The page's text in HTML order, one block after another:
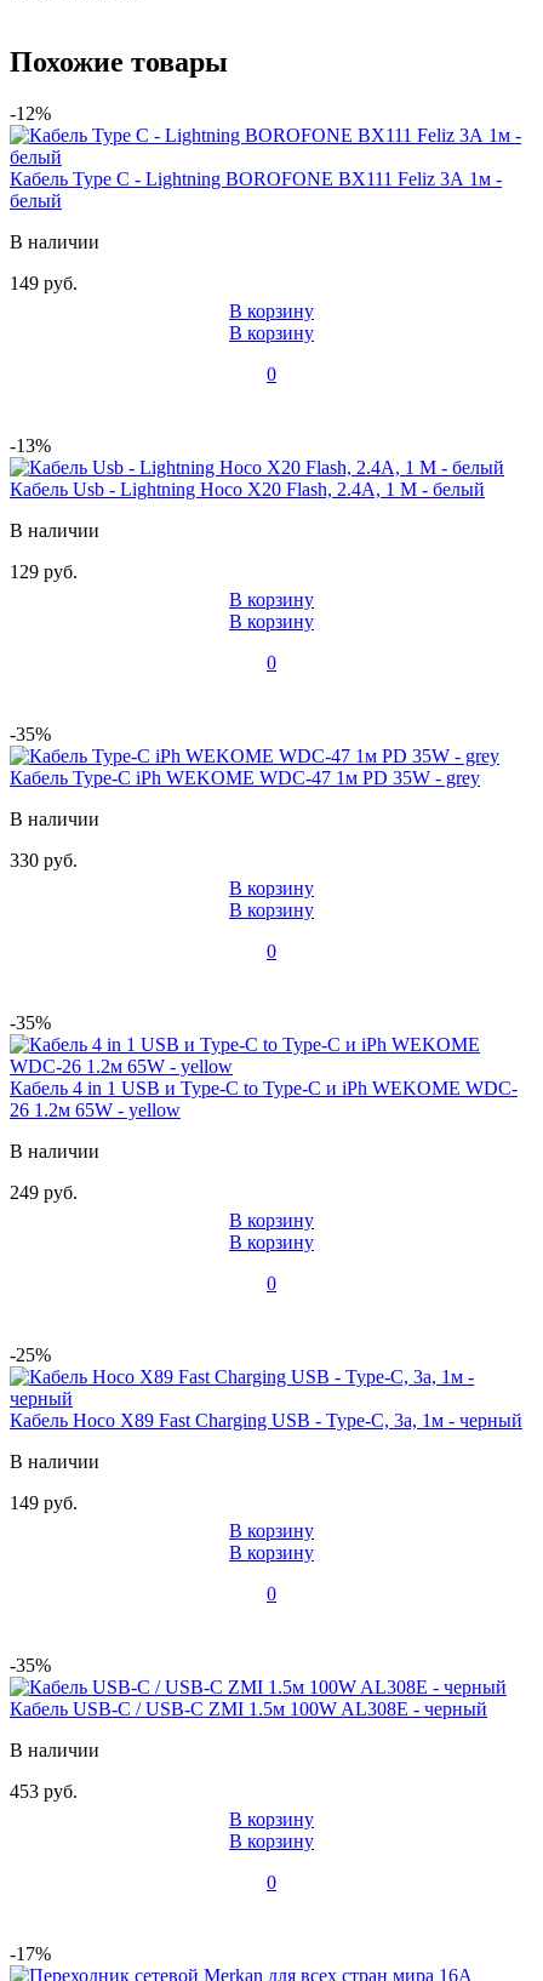
Похожие товары
-12%
Кабель Type C - Lightning BOROFONE BX111 Feliz 3А 1м -
белый
В наличии
149 руб.
В корзину
В корзину
0
-13%
Кабель Usb - Lightning Hoco X20 Flash, 2.4А, 1 М - белый
В наличии
129 руб.
В корзину
В корзину
0
-35%
Кабель Type-C iPh WEKOME WDC-47 1м PD 35W - grey
В наличии
330 руб.
В корзину
В корзину
0
-35%
Кабель 4 in 1 USB и Type-C to Type-C и iPh WEKOME WDC-
26 1.2м 65W - yellow
В наличии
249 руб.
В корзину
В корзину
0
-25%
Кабель Hoco X89 Fast Charging USB - Type-C, 3а, 1м - черный
В наличии
149 руб.
В корзину
В корзину
0
-35%
Кабель USB-C / USB-C ZMI 1.5м 100W AL308E - черный
В наличии
453 руб.
В корзину
В корзину
0
-17%